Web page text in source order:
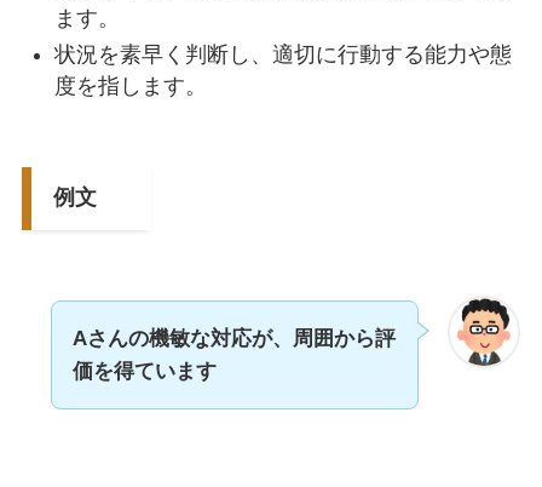
ます。
状況を素早く判断し、適切に行動する能力や態
度を指します。
例文
Aさんの機敏な対応が、 周囲から評
価を得ています